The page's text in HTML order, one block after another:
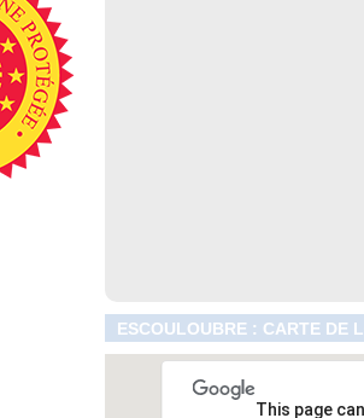
ESCOULOUBRE : CARTE DE
This page